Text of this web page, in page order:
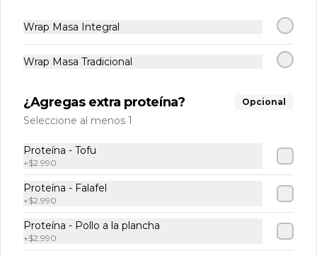
Frutos del maipo 150 g
pequeños bocados de cremosa delicia
disfrutar en cualquier momento,
combinando la suavidad helada con el
$5.900$6.990
Chocolate Belga 100ml
con delicadas láminas de chocolate
negro en formato personal de 100ml
$2.490
Wrap Masa Integral
Wrap Masa Tradicional
¿Agregas extra proteína? Opcional
Seleccione al menos 1
Proteína - Tofu
+$2.990
Proteína - Falafel
+$2.990
Proteína - Pollo a la plancha
+$2.990